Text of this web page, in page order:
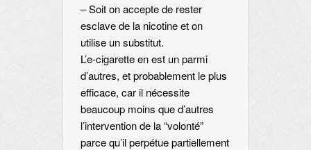
– Soit on accepte de rester
esclave de la nicotine et on
utilise un substitut.
L’e-cigarette en est un parmi
d’autres, et probablement le plus
efficace, car il nécessite
beaucoup moins que d’autres
l’intervention de la “volonté”
parce qu’il perpétue partiellement